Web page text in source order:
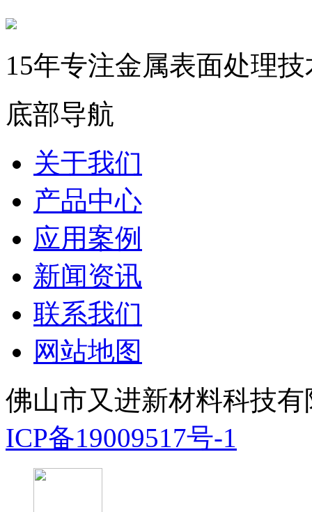
15年专注金属表面处理技
底部导航
关于我们
产品中心
应用案例
新闻资讯
联系我们
网站地图
佛山市又进新材料科技
ICP备19009517号-1